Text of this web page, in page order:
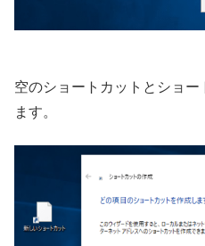
空のショートカットとショ
ます。